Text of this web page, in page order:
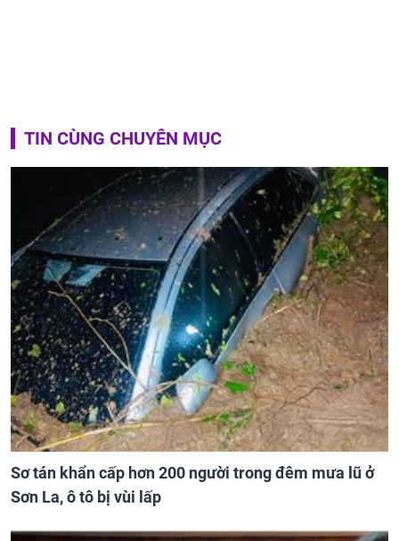
TIN CÙNG CHUYÊN MỤC
Sơ tán khẩn cấp hơn 200 người trong đêm mưa lũ ở
Sơn La, ô tô bị vùi lấp